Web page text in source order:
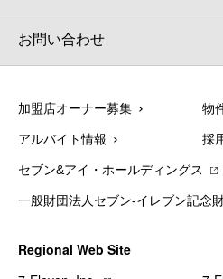
お問い合わせ
加盟店オーナー募集 物
アルバイト情報 採
セブン&アイ・ホールディングス
一般財団法人セブン-イレブン記念
Regional Web Site